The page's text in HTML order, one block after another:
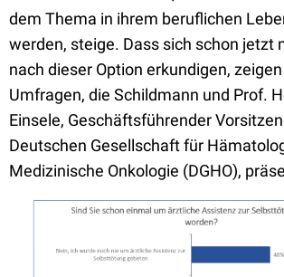
dem Thema in ihrem beruflichen
werden, steige. Dass sich schon jetzt
nach dieser Option erkundigen,
Umfragen, die Schildmann und Prof.
Einsele, Geschäftsführender
Deutschen Gesellschaft für
Medizinische Onkologie (DGHO),